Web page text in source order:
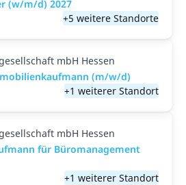
(w/m/d) 2027
+5 weitere Standorte
mbH Hessen
(m/w/d)
+1 weiterer Standort
mbH Hessen
für Bü­ro­ma­nage­ment
+1 weiterer Standort